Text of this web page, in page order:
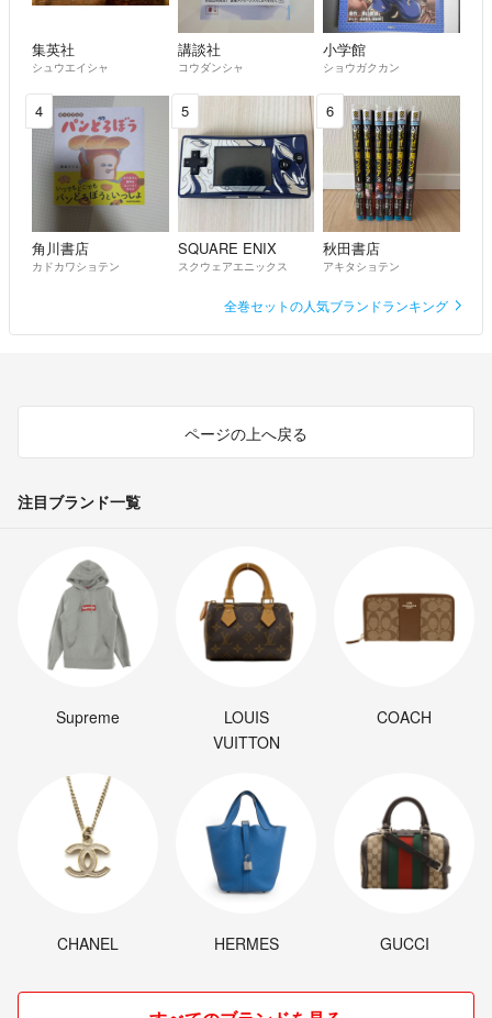
集英社
シュウエイシャ
講談社
コウダンシャ
小学館
ショウガクカン
4
角川書店
カドカワショテン
5
SQUARE ENIX
スクウェアエニックス
6
秋田書店
アキタショテン
全巻セットの人気ブランドランキング
ページの上へ戻る
注目ブランド一覧
Supreme
LOUIS
VUITTON
COACH
CHANEL HERMES GUCCI